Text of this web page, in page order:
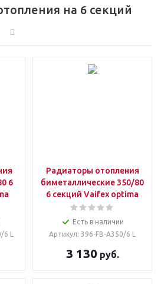
на 6 секций
6
6 L
Радиаторы отопления
биметаллические 350/80
6 секций Vaifex optima
Есть в наличии
Артикул: 396-FB-A350/6 L
3 130руб.